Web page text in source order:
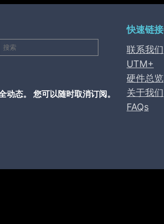
搜
态。 您可以随时取消订阅。
快速链接
联系我们
UTM+
硬件总览
关于我们
FAQs